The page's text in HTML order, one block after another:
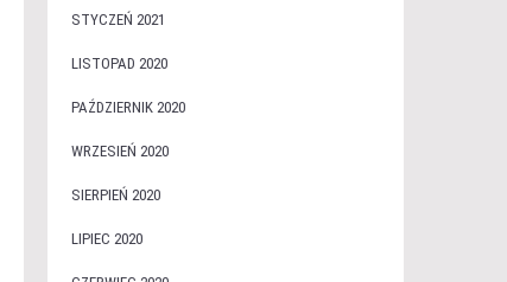
STYCZEŃ 2021
LISTOPAD 2020
PAŹDZIERNIK 2020
WRZESIEŃ 2020
SIERPIEŃ 2020
LIPIEC 2020